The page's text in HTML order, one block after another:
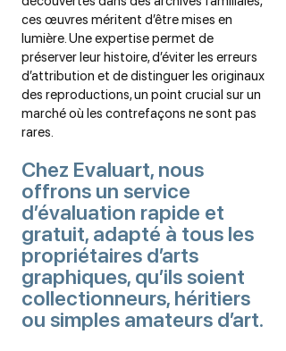
ces œuvres méritent d’être mises en
lumière. Une expertise permet de
préserver leur histoire, d’éviter les erreurs
d’attribution et de distinguer les originaux
des reproductions, un point crucial sur un
marché où les contrefaçons ne sont pas
rares.
Chez Evaluart, nous
offrons un service
d’évaluation rapide et
gratuit, adapté à tous les
propriétaires d’arts
graphiques, qu’ils soient
collectionneurs, héritiers
ou simples amateurs d’art.